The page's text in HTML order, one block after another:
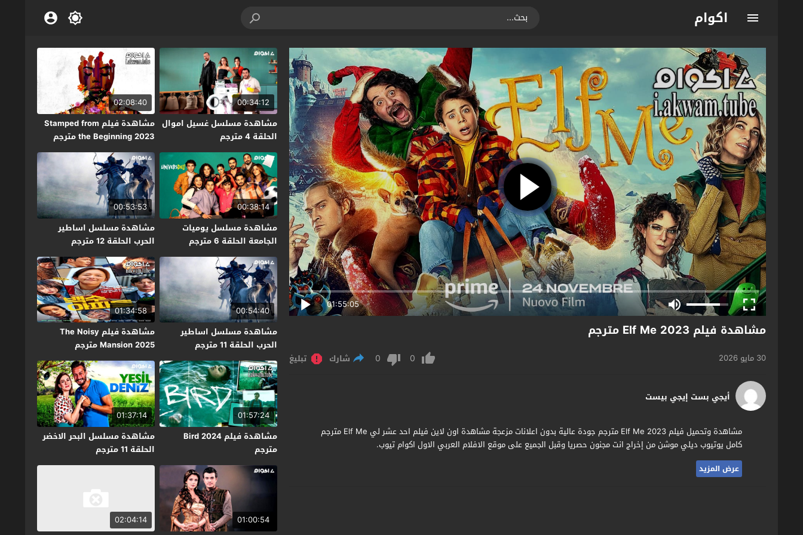
اكوام
01:55:05
مشاهدة فيلم Elf Me 2023 مترجم
30 مايو 2026 0
0 شارك تبليغ
أيجي بست إيجي بيست
مشاهدة وتحميل فيلم Elf Me 2023 مترجم جودة عالية بدون اعلانات مزعجة مشاهدة اون لاين فيلم احد عشر لي Elf Me مترجم
كامل يوتيوب ديلي موشن من إخراج انت مجنون حصريا وقبل الجميع على موقع الافلام العربي الاول اكوام تيوب.
عرض المزيد
00:34:12
مشاهدة مسلسل غسيل اموال
الحلقة 4 مترجم
02:08:40
مشاهدة فيلم Stamped from
the Beginning 2023 مترجم
00:38:14
مشاهدة مسلسل يوميات
الجامعة الحلقة 6 مترجم
00:53:53
مشاهدة مسلسل اساطير
الحرب الحلقة 12 مترجم
00:54:40
مشاهدة مسلسل اساطير
الحرب الحلقة 11 مترجم
01:34:58
مشاهدة فيلم The Noisy
Mansion 2025 مترجم
01:57:24
مشاهدة فيلم Bird 2024
مترجم
01:37:14
مشاهدة مسلسل البحر الاخضر
الحلقة 11 مترجم
01:00:54
02:04:14